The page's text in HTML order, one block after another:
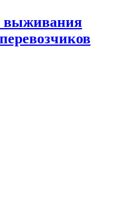
выживания